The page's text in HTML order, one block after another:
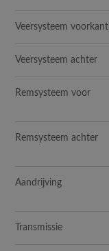
Veersysteem voorkant
Veersysteem achter
Remsysteem voor
Remsysteem achter
Aandrijving
Transmissie